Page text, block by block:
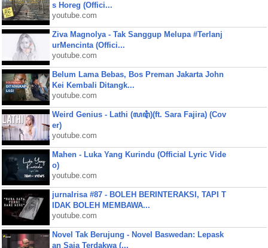
s Horeg (Offici...
youtube.com
Ziva Magnolya - Tak Sanggup Melupa #Terlanj
urMencinta (Offici...
youtube.com
Belum Lama Bebas, Bos Preman Jakarta John
Kei Kembali Ditangk...
youtube.com
Weird Genius - Lathi (ꦭꦛꦶ)(ft. Sara Fajira) (Cov
er)
youtube.com
Mahen - Luka Yang Kurindu (Official Lyric Vide
o)
youtube.com
jurnalrisa #87 - BOLEH BERINTERAKSI, TAPI T
IDAK BOLEH MEMBAWA...
youtube.com
Novel Tak Berujung - Novel Baswedan: Lepask
an Saja Terdakwa (...